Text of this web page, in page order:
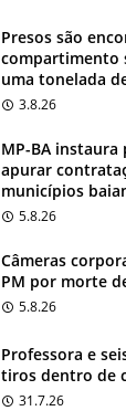
Presos são
compartimento
uma tonelada
3.8.26
MP-BA
apurar
municípios
5.8.26
Câmeras
PM por morte
5.8.26
Professora e
tiros dentro de
31.7.26